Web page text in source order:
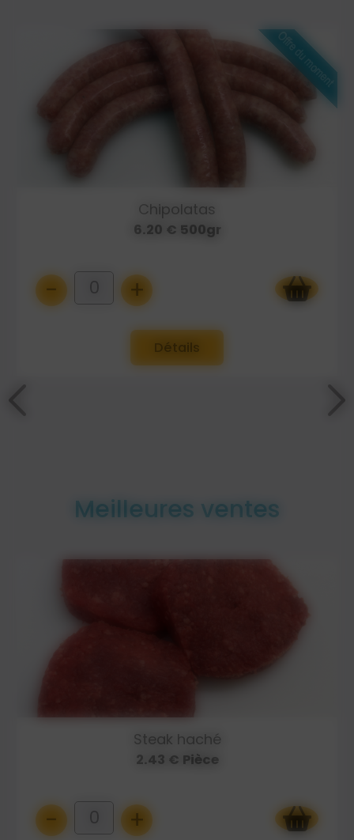
Chipolatas
6.20 € 500gr
- 0 +
Détails
Meilleures ventes
Steak haché
2.43 € Pièce
- 0 +